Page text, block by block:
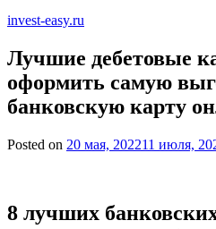
invest-easy.ru
Лучшие дебетовые
оформить самую
банковскую карту
Posted on 20 мая, 202211 июля,
8 лучших